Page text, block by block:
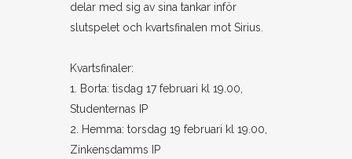
delar med sig av sina tankar inför
slutspelet och kvartsfinalen mot Sirius.
Kvartsfinaler:
1. Borta: tisdag 17 februari kl 19.00,
Studenternas IP
2. Hemma: torsdag 19 februari kl 19.00,
Zinkensdamms IP